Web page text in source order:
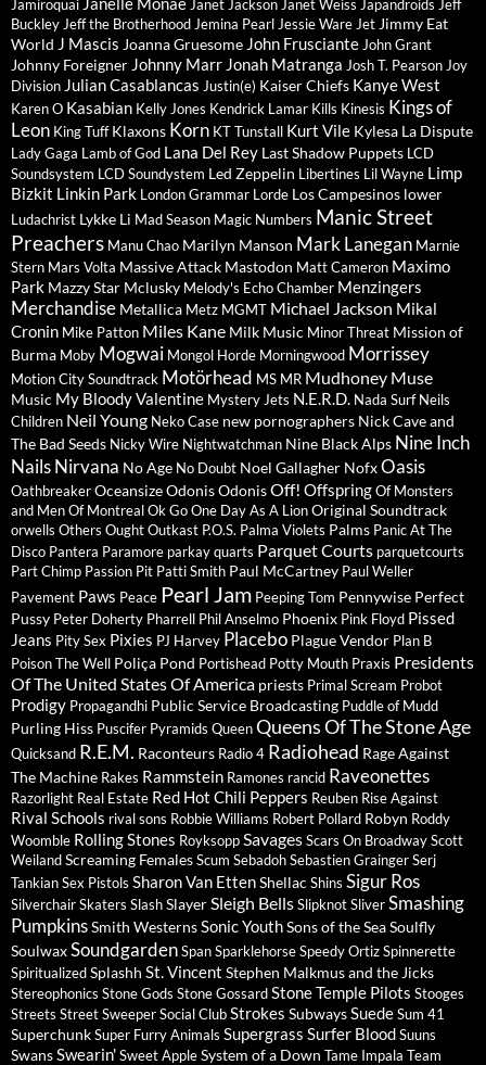
Jamiroquai
Janet Jackson Janet Weiss Japandroids Jeff
Buckley Jeff the Brotherhood Jemina Pearl Jessie Ware Jet Jimmy Eat
World J Mascis Joanna Gruesome John Frusciante John Grant
Johnny Foreigner Johnny Marr Jonah Matranga Josh T. Pearson Joy
Division Julian Casablancas Justin(e) Kaiser Chiefs Kanye West
Karen O Kasabian Kelly Jones Kendrick Lamar Kills Kinesis Kings of
Leon King Tuff Klaxons Korn KT Tunstall Kurt Vile Kylesa La Dispute
Lady Gaga Lamb of God Lana Del Rey Last Shadow Puppets LCD
Soundsystem LCD Soundystem Led Zeppelin Libertines Lil Wayne Limp
Bizkit Linkin Park London Grammar Lorde Los Campesinos lower
Ludachrist Lykke Li Mad Season Magic Numbers Manic Street
Preachers Manu Chao Marilyn Manson Mark Lanegan Marnie
Stern Mars Volta Massive Attack Mastodon Matt Cameron Maximo
Park Mazzy Star Mclusky Melody's Echo Chamber Menzingers
Merchandise Metallica Metz MGMT Michael Jackson Mikal
Cronin Mike Patton Miles Kane Milk Music Minor Threat Mission of
Burma Moby Mogwai Mongol Horde Morningwood Morrissey
Motion City Soundtrack Motörhead MS MR Mudhoney Muse
Music My Bloody Valentine Mystery Jets N.E.R.D. Nada Surf Neils
Children Neil Young Neko Case new pornographers Nick Cave and
The Bad Seeds Nicky Wire Nightwatchman Nine Black Alps Nine Inch
Nails Nirvana No Age No Doubt Noel Gallagher NofxOasis
OathbreakerOceansizeOdonis OdonisOff! OffspringOf Monsters
and MenOf MontrealOk GoOne Day As A LionOriginal Soundtrack
orwells Others OughtOutkast P.O.S. Palma Violets Palms Panic At The
Disco Pantera Paramore parkay quarts Parquet Courts parquetcourts
Part Chimp Passion Pit Patti Smith Paul McCartney Paul Weller
Pavement Paws Peace Pearl Jam Peeping Tom Pennywise Perfect
Pussy Peter Doherty Pharrell Phil Anselmo Phoenix Pink Floyd Pissed
Jeans Pity Sex Pixies PJ Harvey Placebo Plague Vendor Plan B
Poison The Well Poliça Pond Portishead Potty Mouth Praxis Presidents
Of The United States Of America priests Primal Scream Probot
Prodigy Propagandhi Public Service Broadcasting Puddle of Mudd
Purling Hiss Puscifer Pyramids QueenQueens Of The Stone Age
Quicksand R.E.M. Raconteurs Radio 4 Radiohead Rage Against
The Machine Rakes Rammstein Ramones rancid Raveonettes
Razorlight Real Estate Red Hot Chili Peppers Reuben Rise Against
Rival Schools rival sons Robbie Williams Robert Pollard Robyn Roddy
Woomble Rolling Stones RoyksoppSavagesScars On BroadwayScott
WeilandScreaming FemalesScum SebadohSebastien GraingerSerj
TankianSex Pistols Sharon Van EttenShellac Shins Sigur Ros
SilverchairSkaters SlashSlayerSleigh BellsSlipknotSliverSmashing
PumpkinsSmith WesternsSonic YouthSons of the SeaSoulfly
SoulwaxSoundgardenSpanSparklehorseSpeedy OrtizSpinnerette
SpiritualizedSplashh St. Vincent Stephen Malkmus and the Jicks
Stereophonics Stone Gods Stone GossardStone Temple Pilots Stooges
Streets Street Sweeper Social ClubStrokes SubwaysSuedeSum 41
SuperchunkSuper Furry Animals Supergrass Surfer BloodSuuns
SwansSwearin'Sweet AppleSystem of a Down Tame Impala Team